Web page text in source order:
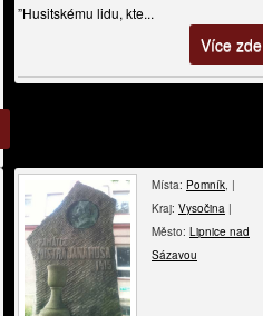
”Husitskému lidu, kte...
Více zde
Místa: Pomník , |
Kraj: Vysočina |
Město: Lipnice nad
Sázavou